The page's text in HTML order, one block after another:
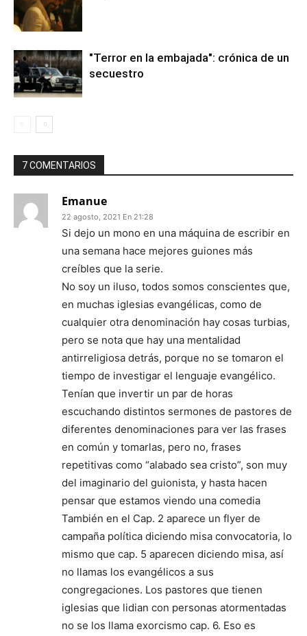
"Terror en la embajada": crónica de un
secuestro
7 COMENTARIOS
Emanue
22 agosto, 2021 En 21:28
Si dejo un mono en una máquina de escribir en
una semana hace mejores guiones más
creíbles que la serie.
No soy un iluso, todos somos conscientes que,
en muchas iglesias evangélicas, como de
cualquier otra denominación hay cosas turbias,
pero se nota que hay una mentalidad
antirreligiosa detrás, porque no se tomaron el
tiempo de investigar el lenguaje evangélico.
Tenían que invertir un par de horas
escuchando distintos sermones de pastores de
diferentes denominaciones para ver las frases
en común y tomarlas, pero no, frases
repetitivas como “alabado sea cristo”, son muy
del imaginario del guionista, y hasta hacen
pensar que estamos viendo una comedia
También en el Cap. 2 aparece un flyer de
campaña política diciendo misa convocatoria, lo
mismo que cap. 5 aparecen diciendo misa, así
no llamas los evangélicos a sus
congregaciones. Los pastores que tienen
iglesias que lidian con personas atormentadas
no se los llama exorcismo cap. 6. Eso es